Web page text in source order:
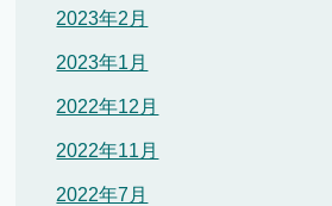
2023年2月
2023年1月
2022年12月
2022年11月
2022年7月